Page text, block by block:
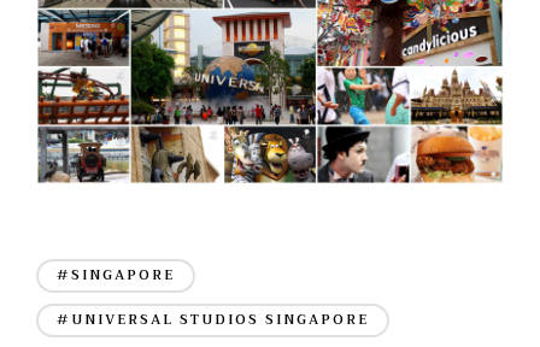
#SINGAPORE
#UNIVERSAL STUDIOS SINGAPORE